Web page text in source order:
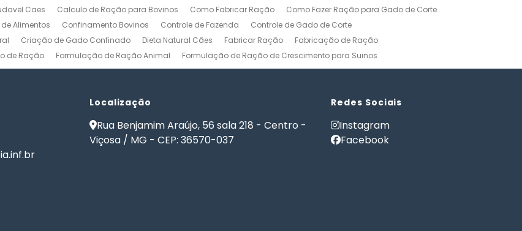
Caes Calculo de Ração para Bovinos Como Fabricar Ração
Como Fazer Ração para Gado de Corte
Alimentos Confinamento Bovinos Controle de Fazenda
Controle de Gado de Corte
Criação de Gado Confinado Dieta Natural Cães Fabricar Ração
Fabricação de Ração
de Ração Formulação de Ração Animal
Formulação de Ração de Crescimento para Suinos
Ração para Aves de Postura Formulação de Ração para Bezerros
Formulação de Ração para Bovinos
para Gado Leiteiro Formulação de Ração para Peixes
Formulação de Ração para Suínos
Nutrição de Bovinos Nutrição de Cães e Gatos
Nutrição PET
de Ração para Bovinos
Software Administração Rural
Localização
Rua Benjamim Araújo, 56 sala 218 - Centro -
Viçosa / MG - CEP: 36570-037
Redes Sociais
Instagram
Facebook